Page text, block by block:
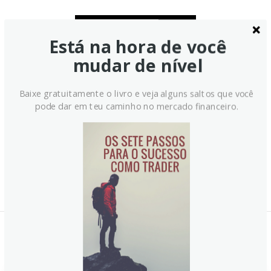
Notícias Relacionadas:
Está na hora de você
mudar de nível
Baixe gratuitamente o livro e veja alguns saltos que você
pode dar em teu caminho no mercado financeiro.